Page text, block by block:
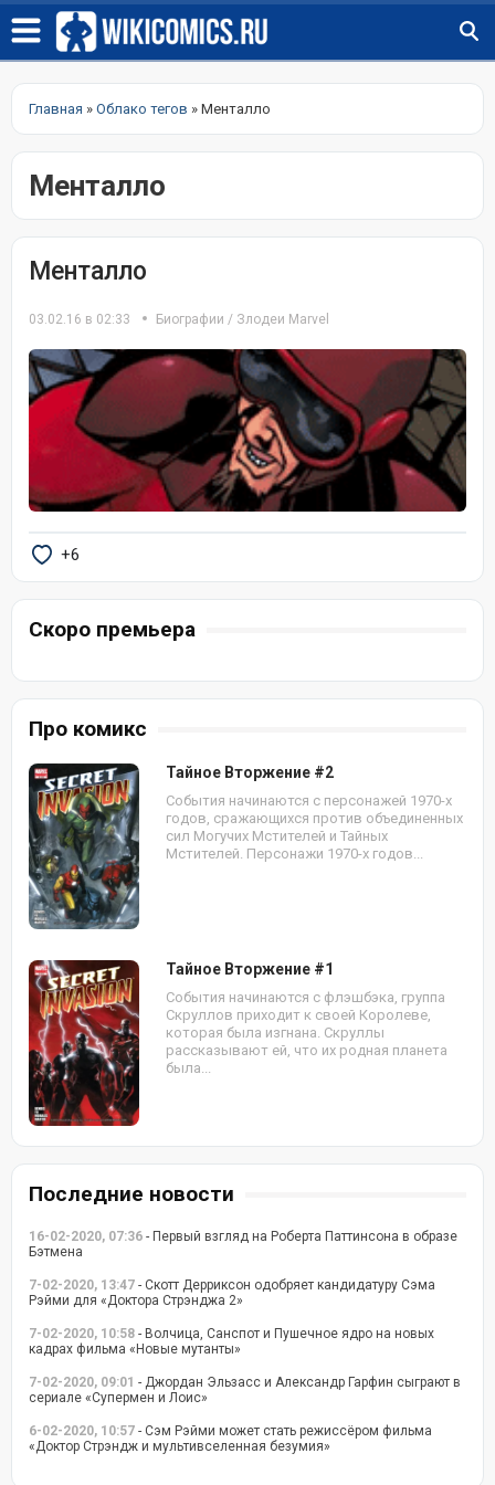
Главная » Облако тегов » Менталло
Менталло
Менталло
03.02.16 в 02:33 Биографии / Злодеи Marvel
+6
Скоро премьера
Про комикс
Тайное Вторжение #2
События начинаются с персонажей 1970-х
годов, сражающихся против объединенных
сил Могучих Мстителей и Тайных
Мстителей. Персонажи 1970-х годов...
Тайное Вторжение #1
События начинаются с флэшбэка, группа
Скруллов приходит к своей Королеве,
которая была изгнана. Скруллы
рассказывают ей, что их родная планета
была...
Последние новости
16-02-2020, 07:36 - Первый взгляд на Роберта Паттинсона в образе
Бэтмена
7-02-2020, 13:47 - Скотт Дерриксон одобряет кандидатуру Сэма
Рэйми для «Доктора Стрэнджа 2»
7-02-2020, 10:58 - Волчица, Санспот и Пушечное ядро на новых
кадрах фильма «Новые мутанты»
7-02-2020, 09:01 - Джордан Эльзасс и Александр Гарфин сыграют в
сериале «Супермен и Лоис»
6-02-2020, 10:57 - Сэм Рэйми может стать режиссёром фильма
«Доктор Стрэндж и мультивселенная безумия»